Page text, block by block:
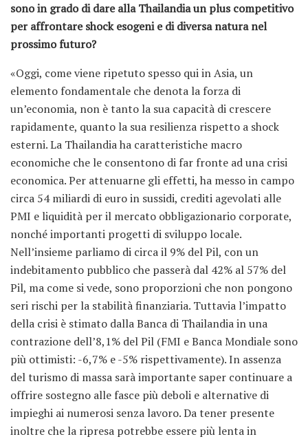
sono in grado di dare alla Thailandia un plus competitivo
per affrontare shock esogeni e di diversa natura nel
prossimo futuro?
«Oggi, come viene ripetuto spesso qui in Asia, un
elemento fondamentale che denota la forza di
un’economia, non è tanto la sua capacità di crescere
rapidamente, quanto la sua resilienza rispetto a shock
esterni. La Thailandia ha caratteristiche macro
economiche che le consentono di far fronte ad una crisi
economica. Per attenuarne gli effetti, ha messo in campo
circa 54 miliardi di euro in sussidi, crediti agevolati alle
PMI e liquidità per il mercato obbligazionario corporate,
nonché importanti progetti di sviluppo locale.
Nell’insieme parliamo di circa il 9% del Pil, con un
indebitamento pubblico che passerà dal 42% al 57% del
Pil, ma come si vede, sono proporzioni che non pongono
seri rischi per la stabilità finanziaria. Tuttavia l’impatto
della crisi è stimato dalla Banca di Thailandia in una
contrazione dell’8,1% del Pil (FMI e Banca Mondiale sono
più ottimisti: -6,7% e -5% rispettivamente). In assenza
del turismo di massa sarà importante saper continuare a
offrire sostegno alle fasce più deboli e alternative di
impieghi ai numerosi senza lavoro. Da tener presente
inoltre che la ripresa potrebbe essere più lenta in